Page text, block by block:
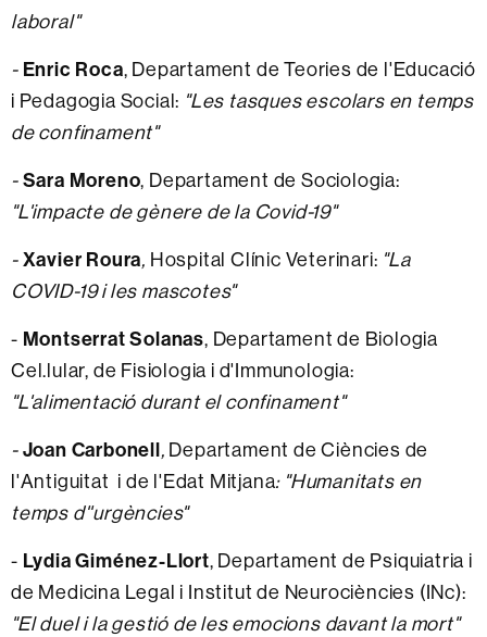
laboral"
- Enric Roca, Departament de Teories de l'Educació
i Pedagogia Social: "Les tasques escolars en temps
de confinament"
-Sara Moreno, Departament de Sociologia:
"L'impacte de gènere de la Covid-19"
-Xavier Roura, Hospital Clínic Veterinari: "La
COVID-19 i les mascotes"
- Montserrat Solanas, Departament de Biologia
Cel.lular, de Fisiologia i d'Immunologia:
"L'alimentació durant el confinament"
-Joan Carbonell, Departament de Ciències de
l'Antiguitat i de l'Edat Mitjana:"Humanitats en
temps d''urgències"
- Lydia Giménez-Llort, Departament de Psiquiatria i
de Medicina Legal i Institut de Neurociències (INc):
"El duel i la gestió de les emocions davant la mort"